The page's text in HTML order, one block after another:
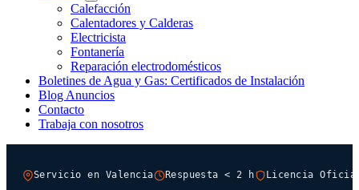
Calefacción
Calentadores y Calderas
Electricista
Fontanería
Reparación electrodomésticos
Boletines de Agua y Gas: Certificados de Instalación
Blog Anuncios
Contacto
Trabaja con nosotros
Servicio en Valencia Respuesta < 2 h Licencia